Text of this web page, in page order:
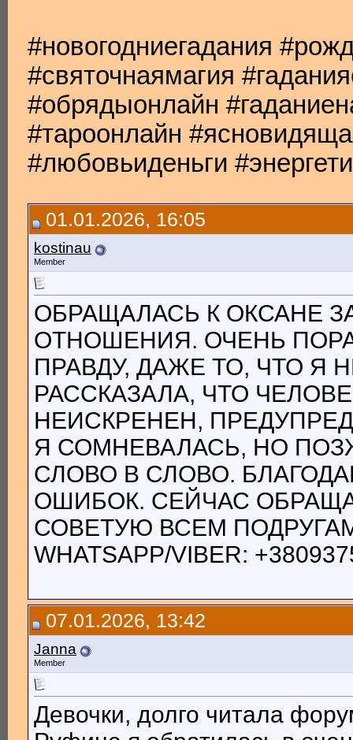
#новогодниегадания
#святочнаямагия
#обрядыонлайн
#тароонлайн
#любовьиденьги
01.01.2026, 16:05
kostinau
Member
ОБРАЩАЛАСЬ К ОКСАНЕ
ОТНОШЕНИЯ. ОЧЕНЬ
ПРАВДУ, ДАЖЕ ТО, ЧТО Я
РАССКАЗАЛА, ЧТО
НЕИСКРЕНЕН,
Я СОМНЕВАЛАСЬ, НО
СЛОВО В СЛОВО.
ОШИБОК. СЕЙЧАС
СОВЕТУЮ ВСЕМ
WHATSAPP/VIBER:
07.01.2026, 13:42
Janna
Member
Девочки, долго читала